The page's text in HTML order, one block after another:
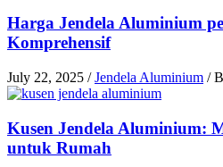
Harga Jendela Aluminium
Komprehensif
July 22, 2025 /Jendela Aluminium /
Kusen Jendela Aluminium:
untuk Rumah